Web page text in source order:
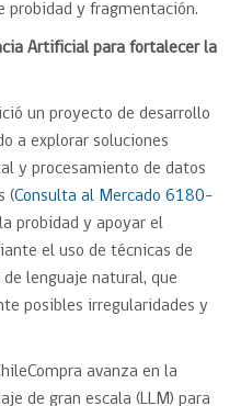
probidad y fragmentación.
Artificial para fortalecer la
un proyecto de desarrollo
a explorar soluciones
y procesamiento de datos
(Consulta al Mercado 6180-
probidad y apoyar el
el uso de técnicas de
de lenguaje natural, que
posibles irregularidades y
avanza en la
de gran escala (LLM) para